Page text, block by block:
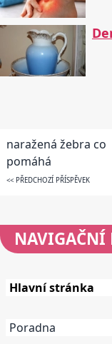
naražená žebra co
pomáhá
<< PŘEDCHOZÍ PŘÍSPĚVEK
NAVIGAČNÍ
Hlavní stránka
Poradna